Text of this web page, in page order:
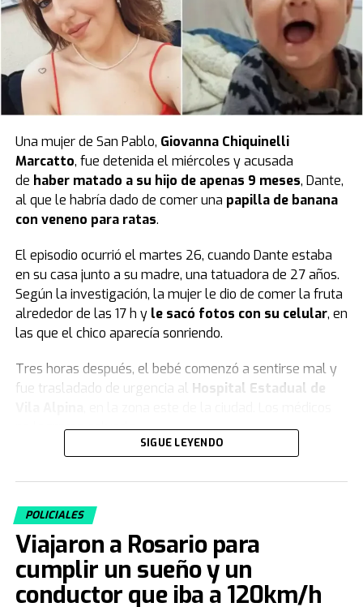
Una mujer de San Pablo, Giovanna Chiquinelli
Marcatto, fue detenida el miércoles y acusada
de haber matado a su hijo de apenas 9 meses, Dante,
al que le habría dado de comer una papilla de banana
con veneno para ratas.
El episodio ocurrió el martes 26, cuando Dante estaba
en su casa junto a su madre, una tatuadora de 27 años.
Según la investigación, la mujer le dio de comer la fruta
alrededor de las 17 h y le sacó fotos con su celular, en
las que el chico aparecía sonriendo.
Tres horas después, el bebé comenzó a sentirse mal y
fue trasladado de urgencia al Hospital Estadual de
no lograron salvarlo.
El informe forense y la declaración de la
Según las primeras pericias forenses, el pequeño Dante
habría ingerido veneno para ratas.
Lagran cantidad de sustancia tóxicahallada en las
víscerasdel bebé apunta además a que el venenono
SIGUE LEYENDO
POLICIALES
Viajaron a Rosario para
cumplir un sueño y un
conductor que iba a 120km/h